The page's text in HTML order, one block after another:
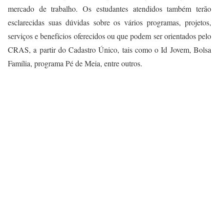
mercado de trabalho. Os estudantes atendidos também terão
esclarecidas suas dúvidas sobre os vários programas, projetos,
serviços e benefícios oferecidos ou que podem ser orientados pelo
CRAS, a partir do Cadastro Único, tais como o Id Jovem, Bolsa
Família, programa Pé de Meia, entre outros.